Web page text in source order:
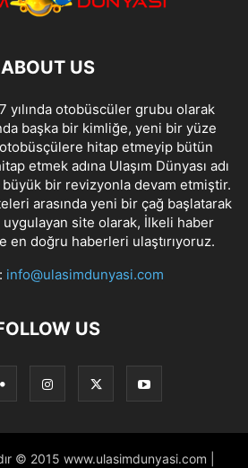
ABOUT US
yılında otobüscüler grubu olarak
başka bir kimliğe, yeni bir yüze
hitap etmeyip bütün
etmek adına Ulaşım Dünyası adı
büyük bir revizyonla devam etmiştir.
arasında yeni bir çağ başlatarak
uygulayan site olarak, İlkeli haber
en doğru haberleri ulaştırıyoruz.
info@ulasimdunyasi.com
US
© 2015 www.ulasimdunyasi.com |